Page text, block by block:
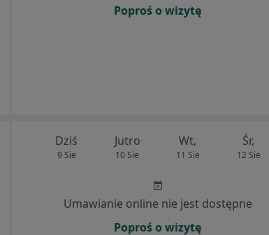
Poproś o wizytę
Dziś
9 Sie
Jutro
10 Sie
Wt,
11 Sie
Śr,
12 Sie
Umawianie online nie jest dostępne
Poproś o wizytę